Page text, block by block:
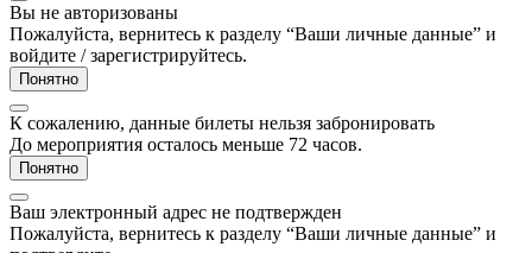
Вы не авторизованы
Пожалуйста, вернитесь к разделу “Ваши личные данные” и
войдите / зарегистрируйтесь.
Понятно
К сожалению, данные билеты нельзя забронировать
До мероприятия осталось меньше 72 часов.
Понятно
Ваш электронный адрес не подтвержден
Пожалуйста, вернитесь к разделу “Ваши личные данные” и